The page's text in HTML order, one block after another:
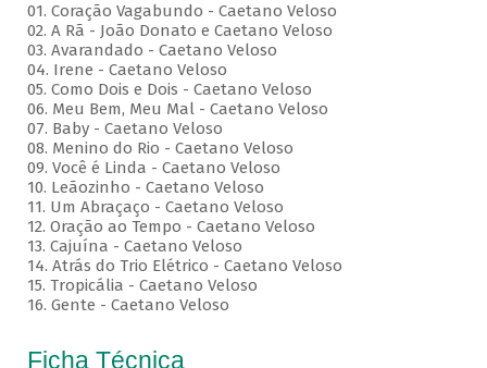
01. Coração Vagabundo - Caetano Veloso
02. A Rã - João Donato e Caetano Veloso
03. Avarandado - Caetano Veloso
04. Irene - Caetano Veloso
05. Como Dois e Dois - Caetano Veloso
06. Meu Bem, Meu Mal - Caetano Veloso
07. Baby - Caetano Veloso
08. Menino do Rio - Caetano Veloso
09. Você é Linda - Caetano Veloso
10. Leãozinho - Caetano Veloso
11. Um Abraçaço - Caetano Veloso
12. Oração ao Tempo - Caetano Veloso
13. Cajuína - Caetano Veloso
14. Atrás do Trio Elétrico - Caetano Veloso
15. Tropicália - Caetano Veloso
16. Gente - Caetano Veloso
Ficha Técnica